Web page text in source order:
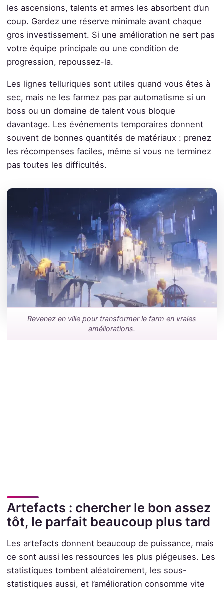
les ascensions, talents et armes les absorbent d’un
coup. Gardez une réserve minimale avant chaque
gros investissement. Si une amélioration ne sert pas
votre équipe principale ou une condition de
progression, repoussez-la.
Les lignes telluriques sont utiles quand vous êtes à
sec, mais ne les farmez pas par automatisme si un
boss ou un domaine de talent vous bloque
davantage. Les événements temporaires donnent
souvent de bonnes quantités de matériaux : prenez
les récompenses faciles, même si vous ne terminez
pas toutes les difficultés.
Revenez en ville pour transformer le farm en vraies
améliorations.
Artefacts : chercher le bon assez
tôt, le parfait beaucoup plus tard
Les artefacts donnent beaucoup de puissance, mais
ce sont aussi les ressources les plus piégeuses. Les
statistiques tombent aléatoirement, les sous-
statistiques aussi, et l’amélioration consomme vite